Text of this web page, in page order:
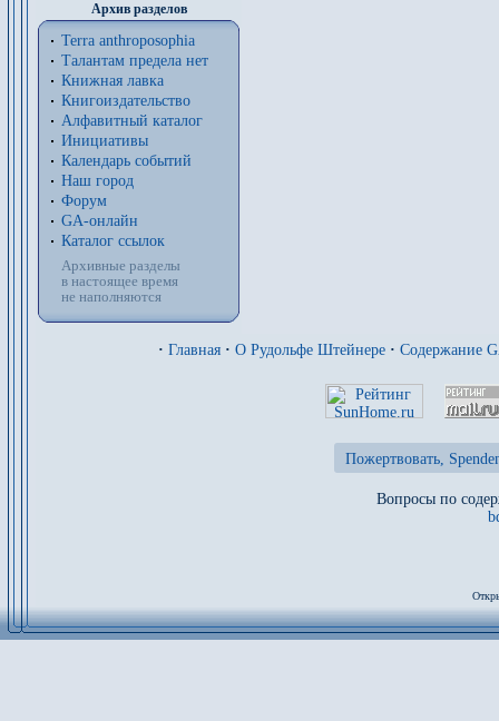
Архив разделов
Terra anthroposophia
Талантам предела нет
Книжная лавка
Книгоиздательство
Алфавитный каталог
Инициативы
Календарь событий
Наш город
Форум
GA-онлайн
Каталог ссылок
Архивные разделы
в настоящее время
не наполняются
· Главная · О Рудольфе Штейнере · Содержание
Пожертвовать,
Вопросы по